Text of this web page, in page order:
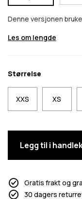
Denne versjonen
Les om lengde
Størrelse
XXS XS
Legg til i
Gratis frakt og
30 dagers